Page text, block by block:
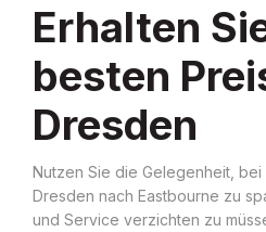
Erhalten
besten
Dresden
Nutzen Sie die Gelegenheit, bei
Dresden nach Eastbourne zu
und Service verzichten zu